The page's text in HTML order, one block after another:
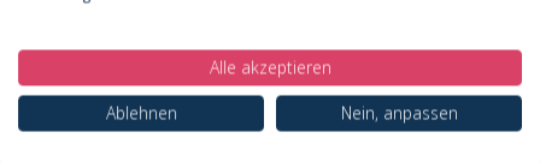
lauwarm sein, da zu heißes
Wasser den Kreislauf
belasten und Schwellungen
Alle akzeptieren
Ablehnen
Nein, anpassen